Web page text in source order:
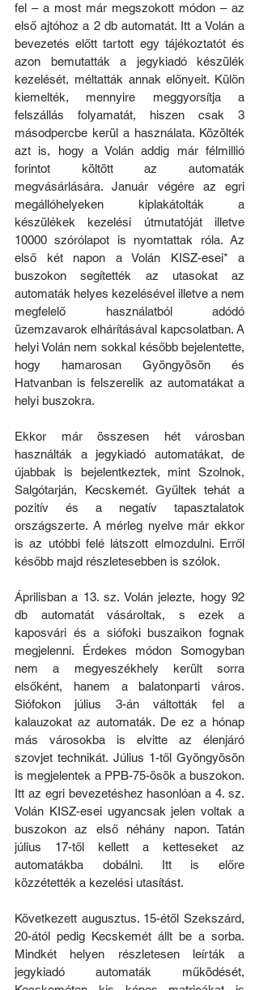
fel – a most már megszokott módon – az
első ajtóhoz a 2 db automatát. Itt a Volán a
bevezetés előtt tartott egy tájékoztatót és
azon bemutatták a jegykiadó készülék
kezelését, méltatták annak előnyeit. Külön
kiemelték, mennyire meggyorsítja a
felszállás folyamatát, hiszen csak 3
másodpercbe kerül a használata. Közölték
azt is, hogy a Volán addig már félmillió
forintot költött az automaták
megvásárlására. Január végére az egri
megállóhelyeken kiplakátolták a
készülékek kezelési útmutatóját illetve
10000 szórólapot is nyomtattak róla. Az
első két napon a Volán KISZ-esei* a
buszokon segítették az utasokat az
automaták helyes kezelésével illetve a nem
megfelelő használatból adódó
üzemzavarok elhárításával kapcsolatban. A
helyi Volán nem sokkal később bejelentette,
hogy hamarosan Gyöngyösön és
Hatvanban is felszerelik az automatákat a
helyi buszokra.
Ekkor már összesen hét városban
használták a jegykiadó automatákat, de
újabbak is bejelentkeztek, mint Szolnok,
Salgótarján, Kecskemét. Gyűltek tehát a
pozitív és a negatív tapasztalatok
országszerte. A mérleg nyelve már ekkor
is az utóbbi felé látszott elmozdulni. Erről
később majd részletesebben is szólok.
Áprilisban a 13. sz. Volán jelezte, hogy 92
db automatát vásároltak, s ezek a
kaposvári és a siófoki buszaikon fognak
megjelenni. Érdekes módon Somogyban
nem a megyeszékhely került sorra
elsőként, hanem a balatonparti város.
Siófokon július 3-án váltották fel a
kalauzokat az automaták. De ez a hónap
más városokba is elvitte az élenjáró
szovjet technikát. Július 1-től Gyöngyösön
is megjelentek a PPB-75-ösök a buszokon.
Itt az egri bevezetéshez hasonlóan a 4. sz.
Volán KISZ-esei ugyancsak jelen voltak a
buszokon az első néhány napon. Tatán
július 17-től kellett a ketteseket az
automatákba dobálni. Itt is előre
közzétették a kezelési utasítást.
Következett augusztus. 15-étől Szekszárd,
20-ától pedig Kecskemét állt be a sorba.
Mindkét helyen részletesen leírták a
jegykiadó automaták működését,